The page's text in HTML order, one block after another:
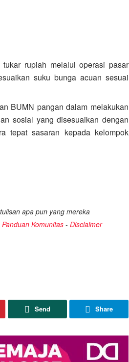
rupiah melalui operasi pasar
suku bunga acuan sesuai
BUMN pangan dalam melakukan
sosial yang disesuaikan dengan
tepat sasaran kepada kelompok
apa pun yang mereka
Panduan Komunitas - Disclaimer
Send Share